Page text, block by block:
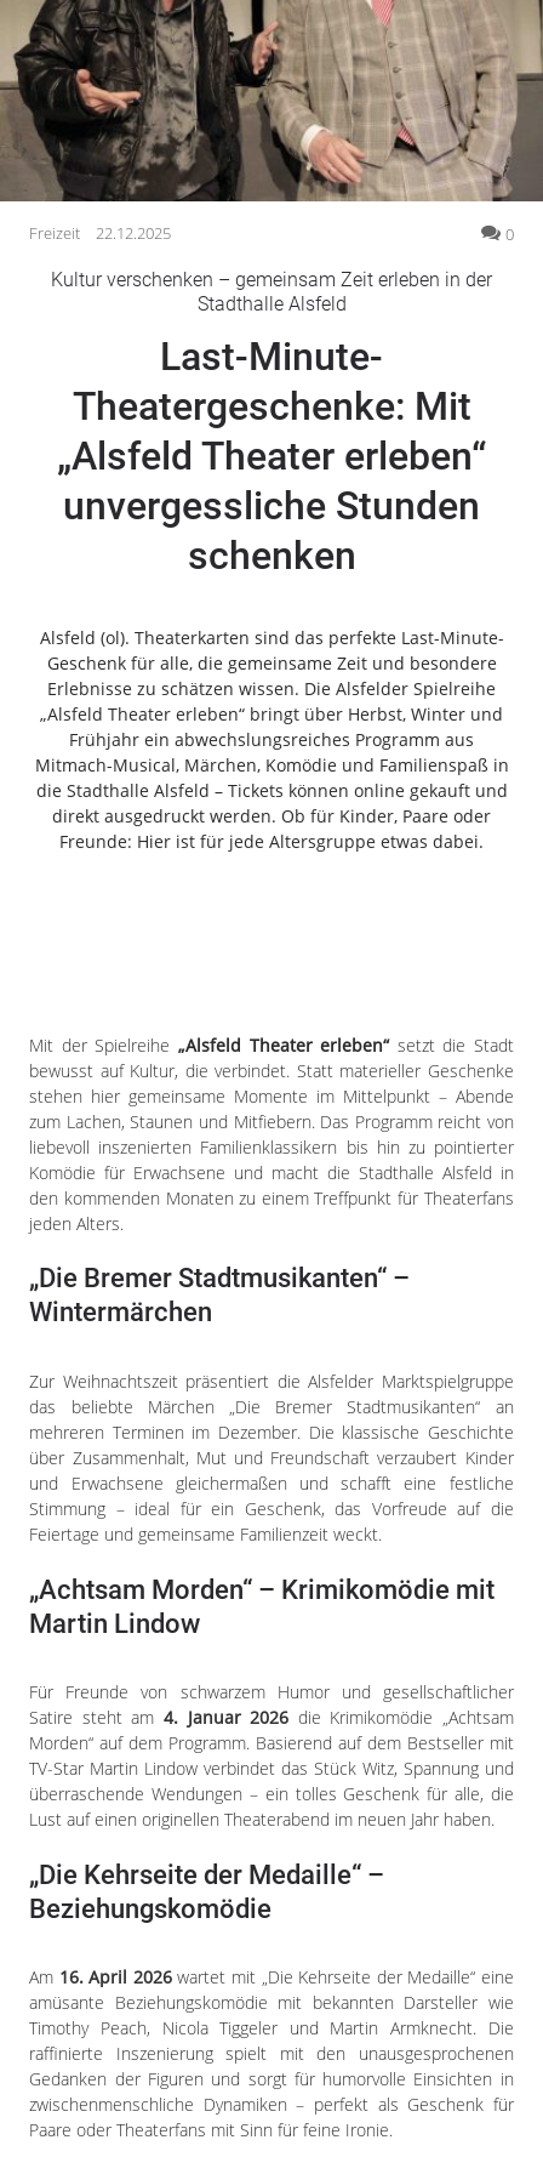
Gesundheit
Kultur
Lifestyle
Wirtschaft
Vogelsberg
Alsfeld
Lauterbach
Romrod
Homberg
Ohm
Schotten
Schlitz
Antrifttal
Freiensteinau
Grebenau
Grebenhain
Herbstein
Kirtorf
Lautertal
Mücke
Schwalmtal
Impressum
Datenschutzerklärung
Freizeit 22.12.2025 0
Kultur verschenken – gemeinsam Zeit erleben in der
Stadthalle Alsfeld
Last-Minute-
Theatergeschenke: Mit
„Alsfeld Theater erleben“
unvergessliche Stunden
schenken
Alsfeld (ol). Theaterkarten sind das perfekte Last-Minute-
Geschenk für alle, die gemeinsame Zeit und besondere
Erlebnisse zu schätzen wissen. Die Alsfelder Spielreihe
„Alsfeld Theater erleben“ bringt über Herbst, Winter und
Frühjahr ein abwechslungsreiches Programm aus
Mitmach-Musical, Märchen, Komödie und Familienspaß in
die Stadthalle Alsfeld – Tickets können online gekauft und
direkt ausgedruckt werden. Ob für Kinder, Paare oder
Freunde: Hier ist für jede Altersgruppe etwas dabei.
Mit der Spielreihe „Alsfeld Theater erleben“setzt die Stadt
bewusst auf Kultur, die verbindet. Statt materieller Geschenke
stehen hier gemeinsame Momente im Mittelpunkt – Abende
zum Lachen, Staunen und Mitfiebern. Das Programm reicht von
liebevoll inszenierten Familienklassikern bis hin zu pointierter
Komödie für Erwachsene und macht die Stadthalle Alsfeld in
den kommenden Monaten zu einem Treffpunkt für Theaterfans
jeden Alters.
„Die Bremer Stadtmusikanten“ –
Wintermärchen
Zur Weihnachtszeit präsentiert die Alsfelder Marktspielgruppe
das beliebte Märchen „Die Bremer Stadtmusikanten“ an
mehreren Terminen im Dezember. Die klassische Geschichte
über Zusammenhalt, Mut und Freundschaft verzaubert Kinder
und Erwachsene gleichermaßen und schafft eine festliche
Stimmung – ideal für ein Geschenk, das Vorfreude auf die
Feiertage und gemeinsame Familienzeit weckt.
„Achtsam Morden“ – Krimikomödie mit
Martin Lindow
Für Freunde von schwarzem Humor und gesellschaftlicher
Satire steht am 4. Januar 2026 die Krimikomödie „Achtsam
Morden“ auf dem Programm. Basierend auf dem Bestseller mit
TV-Star Martin Lindow verbindet das Stück Witz, Spannung und
überraschende Wendungen – ein tolles Geschenk für alle, die
Lust auf einen originellen Theaterabend im neuen Jahr haben.
„Die Kehrseite der Medaille“ –
Beziehungskomödie
Am 16. April 2026wartet mit „Die Kehrseite der Medaille“ eine
amüsante Beziehungskomödie mit bekannten Darsteller wie
Timothy Peach, Nicola Tiggeler und Martin Armknecht. Die
raffinierte Inszenierung spielt mit den unausgesprochenen
Gedanken der Figuren und sorgt für humorvolle Einsichten in
zwischenmenschliche Dynamiken – perfekt als Geschenk für
Paare oder Theaterfans mit Sinn für feine Ironie.